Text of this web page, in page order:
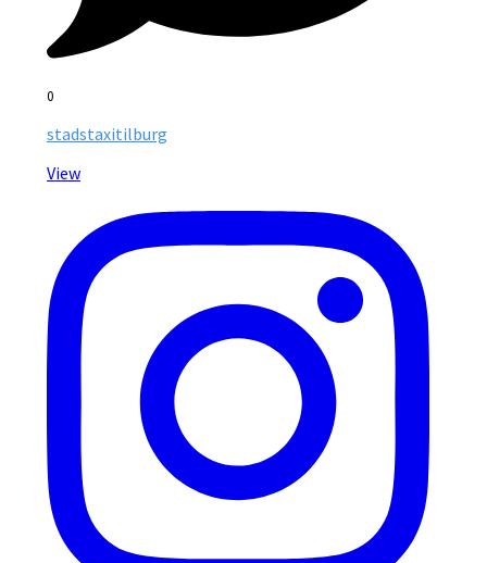
0
stadstaxitilburg
View